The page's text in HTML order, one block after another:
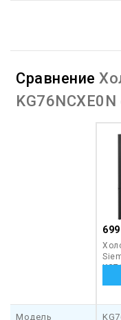
система подает
пользователя о
Это позволяет
температуры в камере
световым
закрытие двери — это
холодильник
Сравнение
KG76NCXE0N
Модель